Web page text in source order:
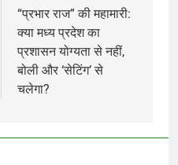
“प्रभार राज” की महामारी:
क्या मध्य प्रदेश का
प्रशासन योग्यता से नहीं,
बोली और ‘सेटिंग’ से
चलेगा?